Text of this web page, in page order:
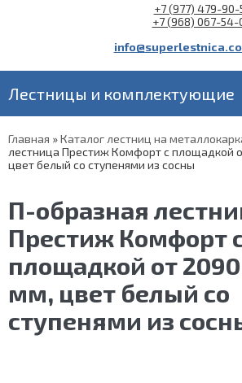
+7 (977) 479-90-
+7 (968) 067-54-
Лестницы и комплектующие
Главная »Каталог лестниц на
лестница Престиж Комфорт с площадкой
цвет белый со ступенями из сосны
П-образная
Престиж Комфорт
площадкой от
мм, цвет белый со
ступенями из